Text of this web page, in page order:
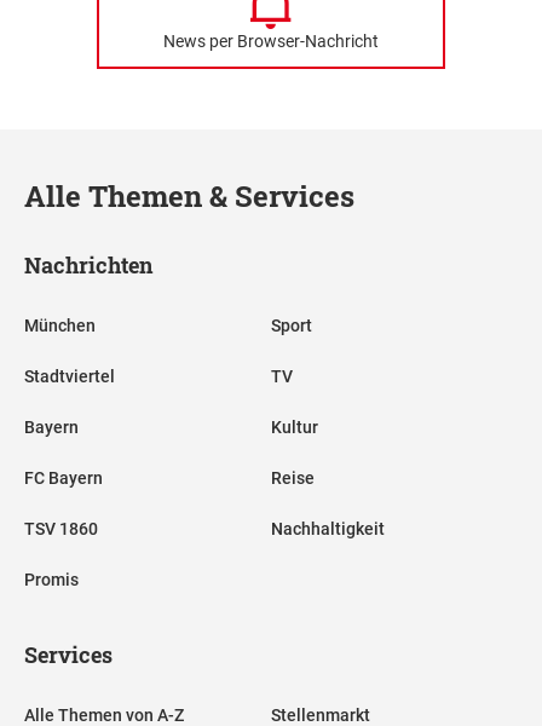
News per Browser-Nachricht
Alle Themen & Services
Nachrichten
München
Stadtviertel
Bayern
FC Bayern
TSV 1860
Promis
Sport
TV
Kultur
Reise
Nachhaltigkeit
Services
Alle Themen von A-Z Stellenmarkt